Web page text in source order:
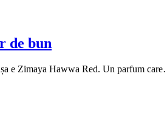
de bun
e Zimaya Hawwa Red. Un parfum